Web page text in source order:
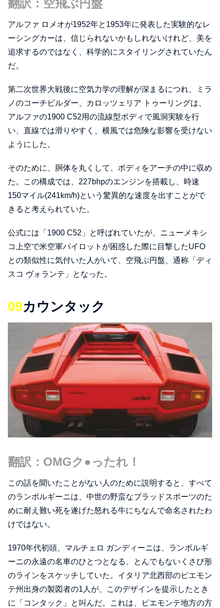
翻訳：空飛ぶ円盤
アルファ ロメオが1952年と1953年に発表した実験的なレ
ーシングカーは、信じられないかもしれないけれど、美を
追求するのではなく、科学的にスタイリングされていたん
だ。
第二次世界大戦後に空気力学の理解が深まるにつれ、ミラ
ノのコーチビルダー、カロッツェリア トゥーリングは、
アルファの1900 C52用の流線型ボディで風洞実験を行
い、直線では滑りやすく、横風では危険な影響を受けない
ようにした。
そのために、胴体を丸くして、ボディをアーチの中に収め
た。この構成では、227bhpのエンジンを搭載し、時速
150マイル(241km/h)という驚異的な速度を出すことがで
きると考えられていた。
公式には「1900 C52」と呼ばれていたが、ニューメキシ
コ上空で米空軍パイロットが困惑した際に目撃したUFO
との類似性に気付いた人がいて、空飛ぶ円盤、通称「ディ
スコ ヴォランテ」となった。
09カウンタック
翻訳：OMGク●ったれ！
この話を聞いたことがない人のために説明すると、すべて
のランボルギーニは、中世の野蛮なブラッドスポーツのた
めに耐え難い死を遂げた怒れる牛にちなんで命名されたわ
けではない。
1970年代初頭、マルチェロ ガンディーニは、ランボルギ
ーニの永遠の名車のひとつとなる、とんでもないくさび形
のラインをスケッチしていた。イタリア北西部のピエモン
テ州出身の製図者の1人が、このデザインを提示したとき
に「コンタック」と叫んだ。これは、ピエモンテ地方の方